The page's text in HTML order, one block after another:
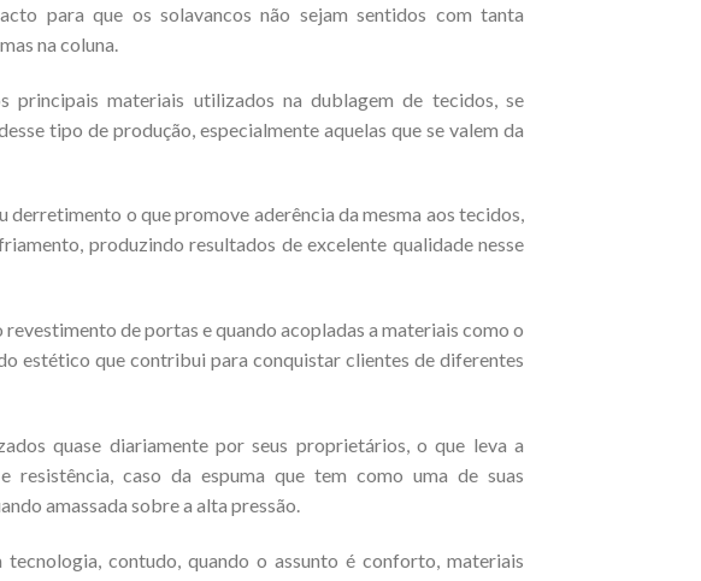
para que os solavancos não sejam sentidos com tanta
na coluna.
principais materiais utilizados na dublagem de tecidos, se
tipo de produção, especialmente aquelas que se valem da
derretimento o que promove aderência da mesma aos tecidos,
produzindo resultados de excelente qualidade nesse
de portas e quando acopladas a materiais como o
estético que contribui para conquistar clientes de diferentes
quase diariamente por seus proprietários, o que leva a
resistência, caso da espuma que tem como uma de suas
amassada sobre a alta pressão.
contudo, quando o assunto é conforto, materiais